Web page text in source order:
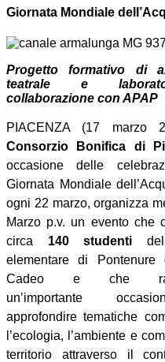
Giornata Mondiale
Progetto formativo di
teatrale e
collaborazione con APAP
PIACENZA (17 marzo
Consorzio Bonifica di
occasione delle
Giornata Mondiale
ogni 22 marzo, organizza
Marzo p.v. un evento che
circa 140 studenti
elementare di Pontenure
Cadeo e che
un’importante
approfondire tematiche
l’ecologia, l’ambiente e
territorio attraverso il